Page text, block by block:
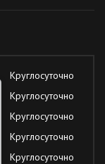
Круглосуточно
Круглосуточно
Круглосуточно
Круглосуточно
Круглосуточно